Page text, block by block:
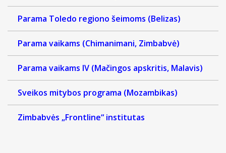
Parama Toledo regiono šeimoms (Belizas)
Parama vaikams (Chimanimani, Zimbabvė)
Parama vaikams IV (Mačingos apskritis, Malavis)
Sveikos mitybos programa (Mozambikas)
Zimbabvės „Frontline“ institutas